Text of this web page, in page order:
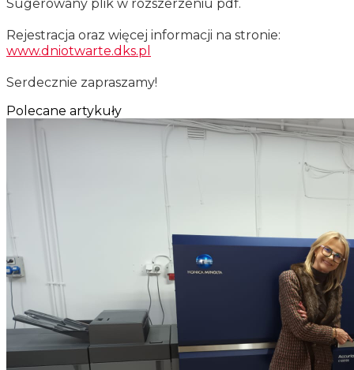
Sugerowany plik w rozszerzeniu pdf.
Rejestracja oraz więcej informacji na stronie:
www.dniotwarte.dks.pl
Serdecznie zapraszamy!
Polecane artykuły